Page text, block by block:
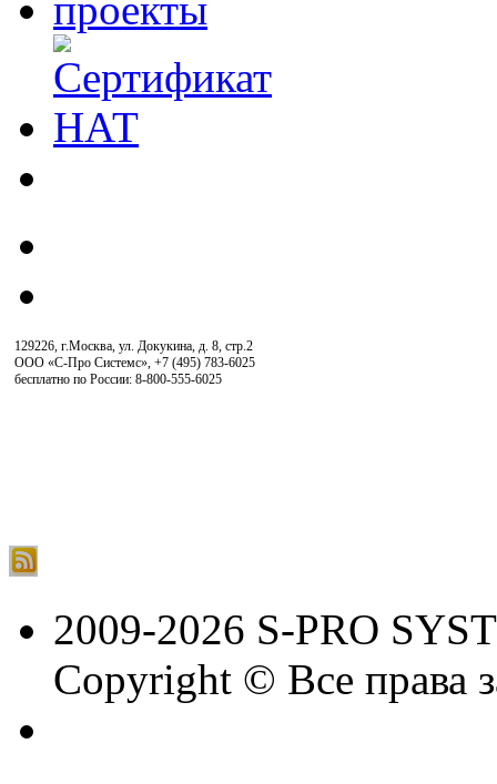
129226, г.Москва, ул. Докукина, д. 8, стр.2
ООО «С-Про Системс», +7 (495) 783-6025
бесплатно по России: 8-800-555-6025
2009-2026 S-PRO
Copyright © Все права